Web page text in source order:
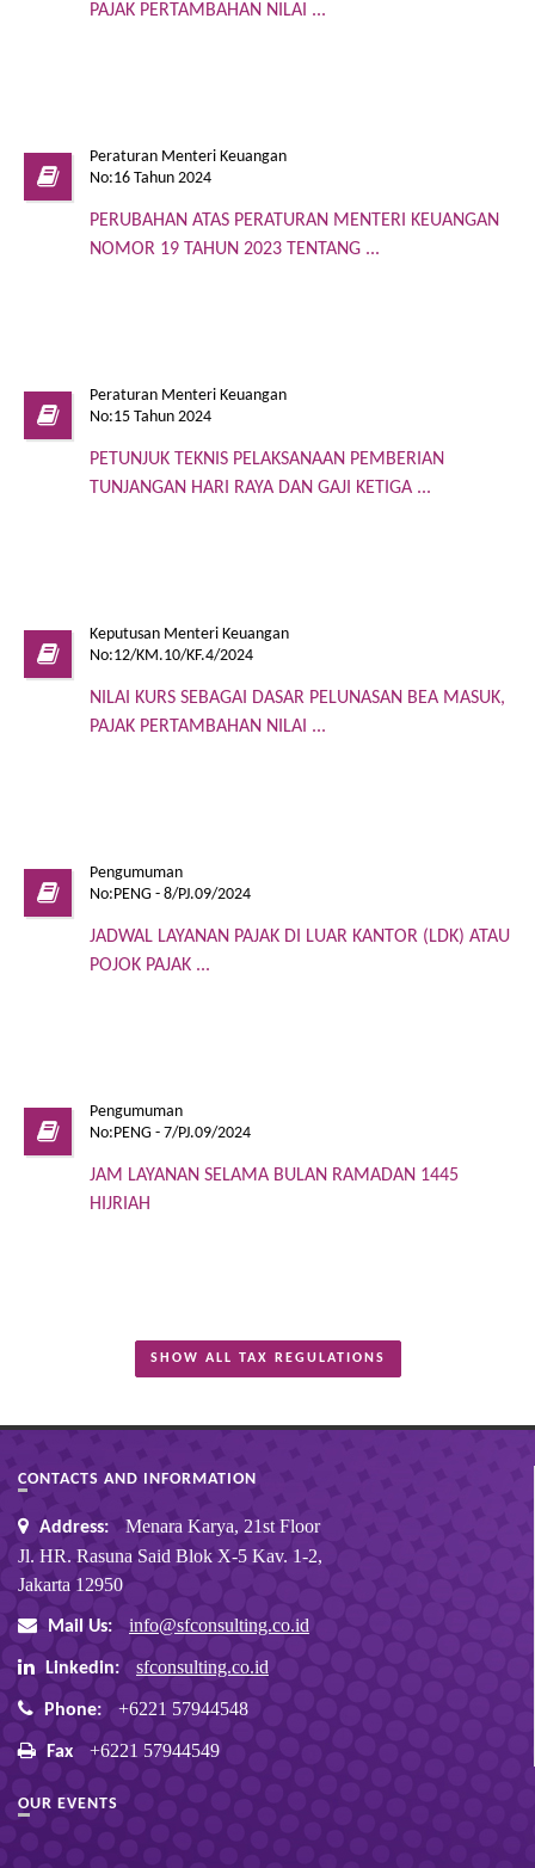
PAJAK PERTAMBAHAN NILAI ...
Peraturan Menteri Keuangan
No:16 Tahun 2024
PERUBAHAN ATAS PERATURAN MENTERI KEUANGAN
NOMOR 19 TAHUN 2023 TENTANG ...
Peraturan Menteri Keuangan
No:15 Tahun 2024
PETUNJUK TEKNIS PELAKSANAAN PEMBERIAN
TUNJANGAN HARI RAYA DAN GAJI KETIGA ...
Keputusan Menteri Keuangan
No:12/KM.10/KF.4/2024
NILAI KURS SEBAGAI DASAR PELUNASAN BEA MASUK,
PAJAK PERTAMBAHAN NILAI ...
Pengumuman
No:PENG - 8/PJ.09/2024
JADWAL LAYANAN PAJAK DI LUAR KANTOR (LDK) ATAU
POJOK PAJAK ...
Pengumuman
No:PENG - 7/PJ.09/2024
JAM LAYANAN SELAMA BULAN RAMADAN 1445
HIJRIAH
SHOW ALL TAX REGULATIONS
CONTACTS AND INFORMATION
Address:
Menara Karya, 21st Floor
Jl. HR. Rasuna Said Blok X-5 Kav. 1-2,
Jakarta 12950
Mail Us: info@sfconsulting.co.id
Linkedin: sfconsulting.co.id
Phone: +6221 57944548
Fax +6221 57944549
OUR EVENTS